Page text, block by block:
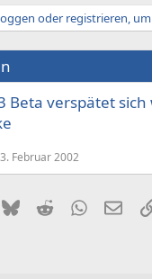
oder registrieren,
Beta verspätet sich
Februar 2002
(Twitter)
BlueskyRedditWhatsApp
E-